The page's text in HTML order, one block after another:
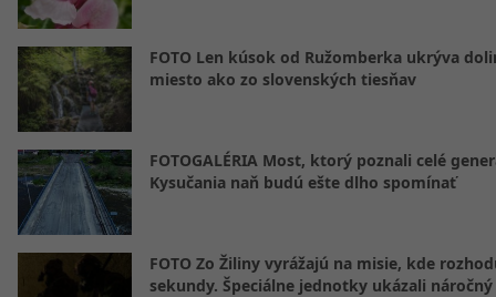
FOTO Len kúsok od Ružomberka ukrýva
miesto ako zo slovenských tiesňav
FOTOGALÉRIA Most, ktorý poznali celé
Kysučania naň budú ešte dlho spomínať
FOTO Zo Žiliny vyrážajú na misie, kde
sekundy. Špeciálne jednotky ukázali